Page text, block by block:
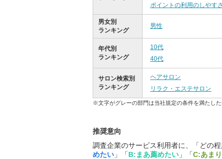
ポイントの利用のしやすさ
男女別
ランキング
男性
年代別
ランキング
10代
40代
サロン検索別
ランキング
ヘアサロン
リラク・エステサロン
※文字がグレーの部門は当社規定の条件を満たし
推奨意向
調査企業のサービス利用者に、「どの
めたい 」「B:まあ薦めたい 」「C:あま